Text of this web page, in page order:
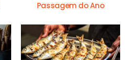
Passagem do Ano